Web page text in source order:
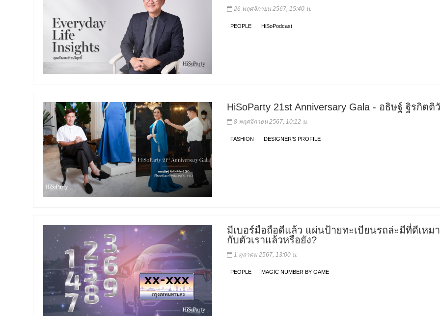
26 พฤศจิกายน 2567, 15:40 น.
PEOPLE HiSoPodcast
HiSoParty 21st Anniversary Gala - อธิษฐ์ ฐิรกิต
8 พฤศจิกายน 2567, 10:12 น.
FASHION DESIGNER'S PROFILE
มีเบอร์มือถือดีแล้ว แผ่นป้ายทะเบียนรถล่ะมีที่ดีเหม
กับตัวเราแล้วหรือยัง?
1 ตุลาคม 2567, 13:00 น.
PEOPLE MAGIC NUMBER BY GAME